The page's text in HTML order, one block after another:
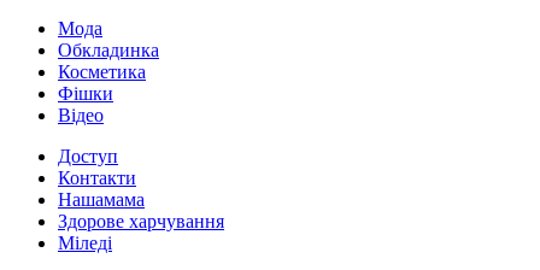
Мода
Обкладинка
Косметика
Фішки
Відео
Доступ
Контакти
Нашамама
Здорове харчування
Міледі